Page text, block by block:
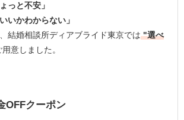
っと不安」
いかわからない」
結婚相談所ディアブライド東京では "選べ
意しました。
OFFクーポン